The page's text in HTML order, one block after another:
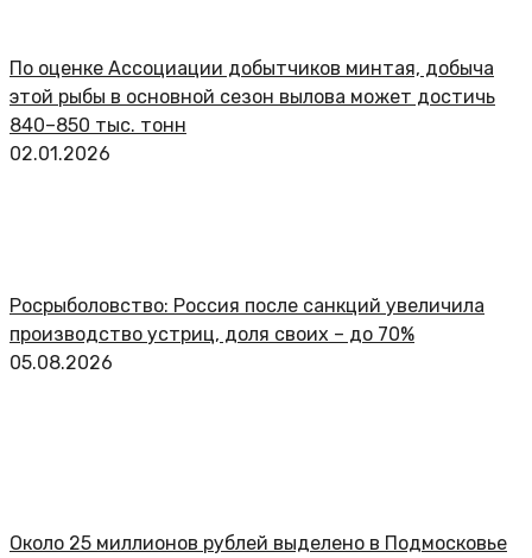
По оценке Ассоциации добытчиков минтая, добыча
этой рыбы в основной сезон вылова может достичь
840–850 тыс. тонн
02.01.2026
Росрыболовство: Россия после санкций увеличила
производство устриц, доля своих – до 70%
05.08.2026
Около 25 миллионов рублей выделено в Подмосковье